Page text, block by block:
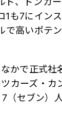
も7にイン
で高いポテ
かで正式
カーズ・
（セブン）